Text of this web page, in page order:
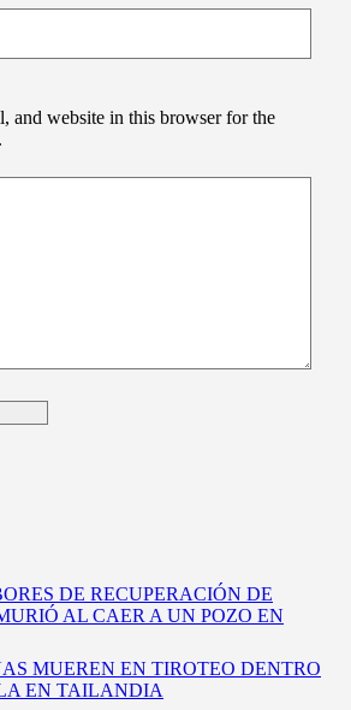
and website in this browser for the
DE RECUPERACIÓN DE
AL CAER A UN POZO EN
MUEREN EN TIROTEO DENTRO
EN TAILANDIA